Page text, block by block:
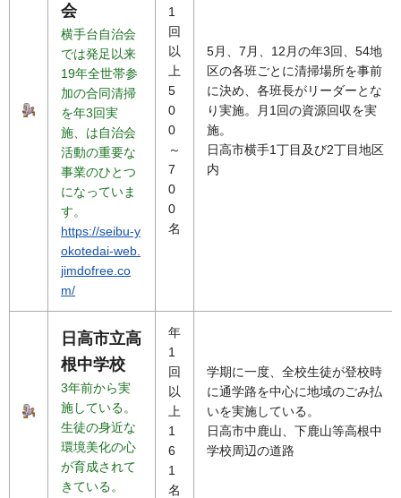
会
横手台自治会
では発足以来
19年全世帯参
加の合同清掃
を年3回実
施、は自治会
活動の重要な
事業のひとつ
になっていま
す。
https://seibu-y
okotedai-web.
jimdofree.co
m/
1
回
以
上
5
0
0
～
7
0
0
名
5月、7月、12月の年3回、54地
区の各班ごとに清掃場所を事前
に決め、各班長がリーダーとな
り実施。月1回の資源回収を実
施。
日高市横手1丁目及び2丁目地区
内
日高市立高
根中学校
3年前から実
施している。
生徒の身近な
環境美化の心
が育成されて
きている。
年
1
回
以
上
1
6
1
名
学期に一度、全校生徒が登校時
に通学路を中心に地域のごみ払
いを実施している。
日高市中鹿山、下鹿山等高根中
学校周辺の道路